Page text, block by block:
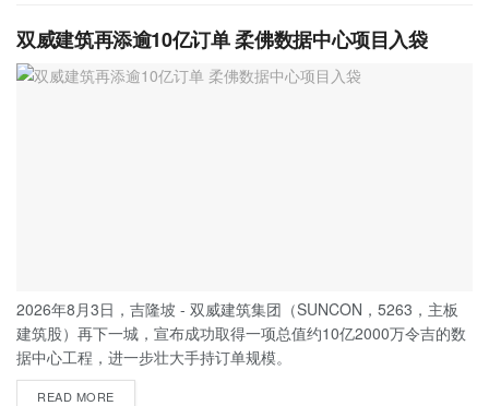
双威建筑再添逾10亿订单 柔佛数据中心项目入袋
2026年8月3日，吉隆坡 - 双威建筑集团（SUNCON，5263，主板
建筑股）再下一城，宣布成功取得一项总值约10亿2000万令吉的数
据中心工程，进一步壮大手持订单规模。
READ MORE